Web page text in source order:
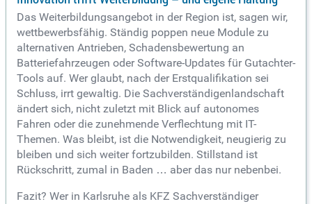
Das Weiterbildungsangebot in der Region ist, sagen wir,
wettbewerbsfähig. Ständig poppen neue Module zu
alternativen Antrieben, Schadensbewertung an
Batteriefahrzeugen oder Software-Updates für Gutachter-
Tools auf. Wer glaubt, nach der Erstqualifikation sei
Schluss, irrt gewaltig. Die Sachverständigenlandschaft
ändert sich, nicht zuletzt mit Blick auf autonomes
Fahren oder die zunehmende Verflechtung mit IT-
Themen. Was bleibt, ist die Notwendigkeit, neugierig zu
bleiben und sich weiter fortzubilden. Stillstand ist
Rückschritt, zumal in Baden … aber das nur nebenbei.
Fazit? Wer in Karlsruhe als KFZ Sachverständiger